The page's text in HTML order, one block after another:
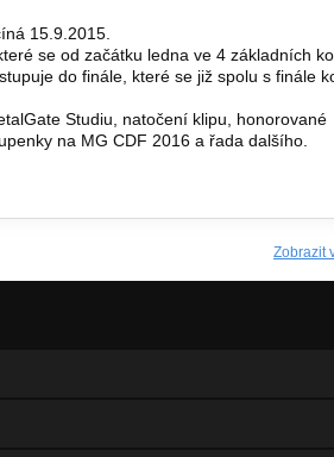
15.9.2015.
se od začátku ledna ve 4 základních
do finále, které se již spolu s finále
Studiu, natočení klipu, honorované
na MG CDF 2016 a řada dalšího.
Zobrazit